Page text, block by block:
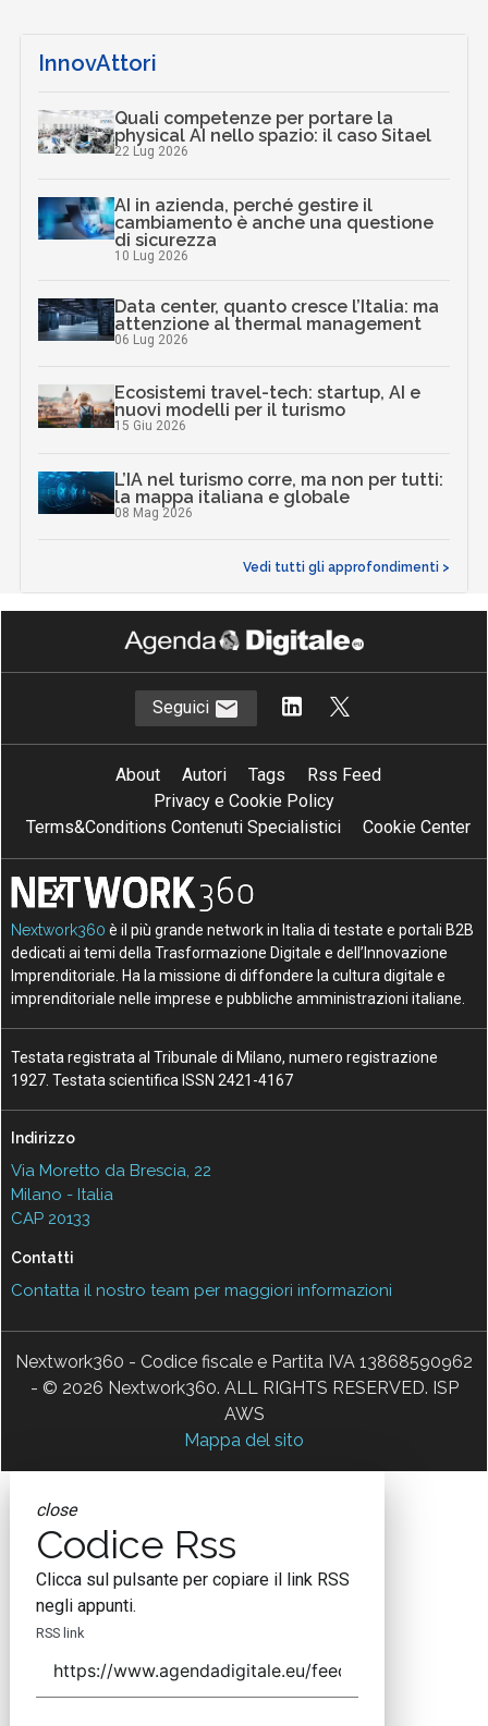
InnovAttori
Quali competenze per portare la
physical AI nello spazio: il caso Sitael
22 Lug 2026
AI in azienda, perché gestire il
cambiamento è anche una questione
di sicurezza
10 Lug 2026
Data center, quanto cresce l’Italia: ma
attenzione al thermal management
06 Lug 2026
Ecosistemi travel-tech: startup, AI e
nuovi modelli per il turismo
15 Giu 2026
L’IA nel turismo corre, ma non per tutti:
la mappa italiana e globale
08 Mag 2026
Vedi tutti gli approfondimenti >
Seguici
About Autori Tags
Rss Feed
Privacy e Cookie Policy
Terms&Conditions Contenuti Specialistici
Cookie Center
Nextwork360 è il più grande network in Italia di testate e portali B2B
dedicati ai temi della Trasformazione Digitale e dell’Innovazione
Imprenditoriale. Ha la missione di diffondere la cultura digitale e
imprenditoriale nelle imprese e pubbliche amministrazioni italiane.
Testata registrata al Tribunale di Milano, numero registrazione
1927. Testata scientifica ISSN 2421-4167
Indirizzo
Via Moretto da Brescia, 22
Milano - Italia
CAP 20133
Contatti
Contatta il nostro team per maggiori informazioni
Nextwork360 - Codice fiscale e Partita IVA 13868590962
- © 2026 Nextwork360. ALL RIGHTS RESERVED. ISP
AWS
Mappa del sito
close
Codice Rss
Clicca sul pulsante per copiare il link RSS
negli appunti.
RSS link